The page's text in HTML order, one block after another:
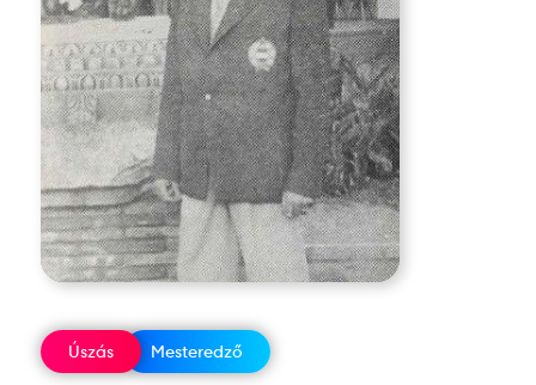
Úszás Mesteredző